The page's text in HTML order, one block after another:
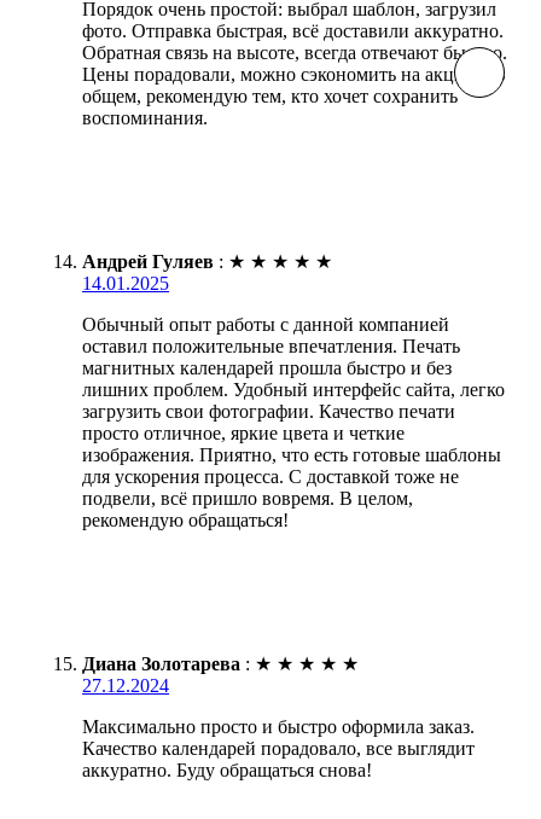
Порядок очень простой: выбрал шаблон, загрузил
фото. Отправка быстрая, всё доставили аккуратно.
Обратная связь на высоте, всегда отвечают быстро.
Цены порадовали, можно сэкономить на акциях. В
общем, рекомендую тем, кто хочет сохранить
воспоминания.
Андрей Гуляев : ★ ★ ★ ★ ★
14.01.2025
Обычный опыт работы с данной компанией
оставил положительные впечатления. Печать
магнитных календарей прошла быстро и без
лишних проблем. Удобный интерфейс сайта, легко
загрузить свои фотографии. Качество печати
просто отличное, яркие цвета и четкие
изображения. Приятно, что есть готовые шаблоны
для ускорения процесса. С доставкой тоже не
подвели, всё пришло вовремя. В целом,
рекомендую обращаться!
Диана Золотарева : ★ ★ ★ ★ ★
27.12.2024
Максимально просто и быстро оформила заказ.
Качество календарей порадовало, все выглядит
аккуратно. Буду обращаться снова!